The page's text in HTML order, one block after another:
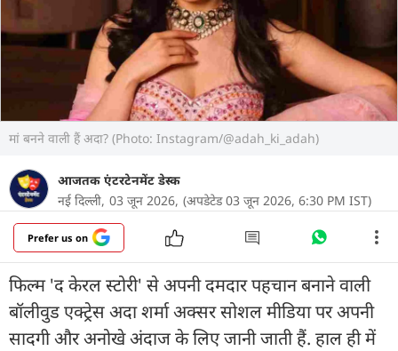
मां बनने वाली हैं अदा? (Photo: Instagram/@adah_ki_adah)
आजतक एंटरटेनमेंट डेस्क
नई दिल्ली, 03 जून 2026, (अपडेटेड 03 जून 2026, 6:30 PM IST)
Prefer us on
फिल्म 'द केरल स्टोरी' से अपनी दमदार पहचान बनाने वाली
बॉलीवुड एक्ट्रेस अदा शर्मा अक्सर सोशल मीडिया पर अपनी
सादगी और अनोखे अंदाज के लिए जानी जाती हैं. हाल ही में